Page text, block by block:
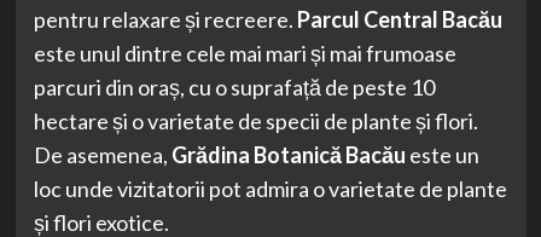
pentru relaxare și recreere. Parcul Central Bacău
este unul dintre cele mai mari și mai frumoase
parcuri din oraș, cu o suprafață de peste 10
hectare și o varietate de specii de plante și flori.
De asemenea, Grădina Botanică Bacău este un
loc unde vizitatorii pot admira o varietate de plante
și flori exotice.